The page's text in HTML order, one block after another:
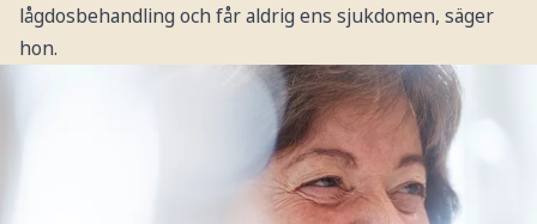
lågdosbehandling och får aldrig ens sjukdomen, säger
hon.